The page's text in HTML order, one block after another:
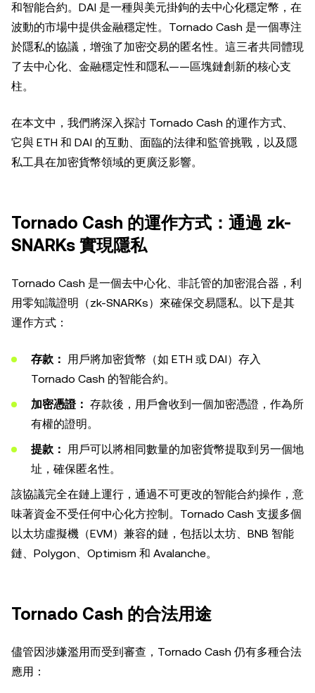
和智能合約。DAI 是一種與美元掛鉤的去中心化穩定幣，在
波動的市場中提供金融穩定性。Tornado Cash 是一個專注
於隱私的協議，增強了加密交易的匿名性。這三者共同體現
了去中心化、金融穩定性和隱私——區塊鏈創新的核心支
柱。
在本文中，我們將深入探討 Tornado Cash 的運作方式、
它與 ETH 和 DAI 的互動、面臨的法律和監管挑戰，以及隱
私工具在加密貨幣領域的更廣泛影響。
Tornado Cash 的運作方式：通過 zk-
SNARKs 實現隱私
Tornado Cash 是一個去中心化、非託管的加密混合器，利
用零知識證明（zk-SNARKs）來確保交易隱私。以下是其
運作方式：
存款： 用戶將加密貨幣（如 ETH 或 DAI）存入
Tornado Cash 的智能合約。
加密憑證： 存款後，用戶會收到一個加密憑證，作為所
有權的證明。
提款： 用戶可以將相同數量的加密貨幣提取到另一個地
址，確保匿名性。
該協議完全在鏈上運行，通過不可更改的智能合約操作，意
味著資金不受任何中心化方控制。Tornado Cash 支援多個
以太坊虛擬機（EVM）兼容的鏈，包括以太坊、BNB 智能
鏈、Polygon、Optimism 和 Avalanche。
Tornado Cash 的合法用途
儘管因涉嫌濫用而受到審查，Tornado Cash 仍有多種合法
應用：